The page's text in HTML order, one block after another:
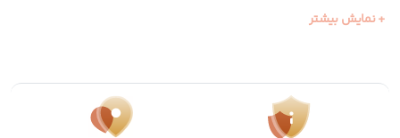
وگان و کرولتی فری
+ نمایش بیشتر